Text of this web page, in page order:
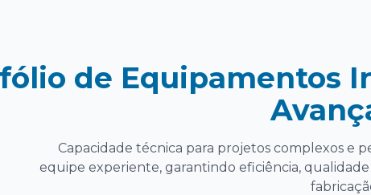
de Equipamentos
Capacidade técnica para projetos complexos e
equipe experiente, garantindo eficiência,